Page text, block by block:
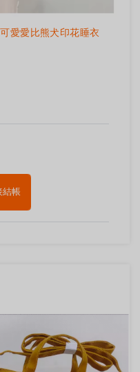
愛愛比熊犬印花睡衣
結帳